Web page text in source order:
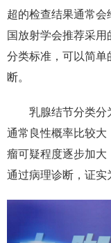
超的检查结果通常
国放射学会推荐采
分类标准，可以简单
断。
乳腺结节分类
通常良性概率比较
瘤可疑程度逐步加大
通过病理诊断，证实